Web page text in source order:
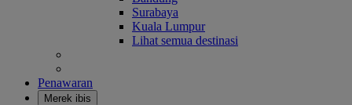
Surabaya
Kuala Lumpur
Lihat semua destinasi
Penawaran
Merek ibis